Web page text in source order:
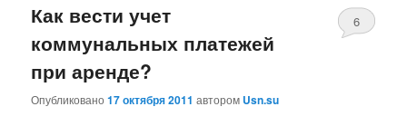
Как вести учет
коммунальных платежей
при аренде?
Опубликовано17 октября 2011 автором Usn.su
6